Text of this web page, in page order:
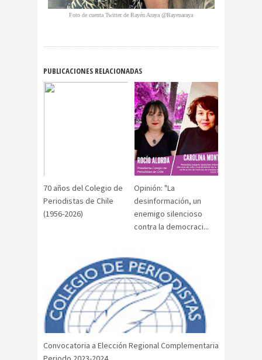
Santibañez
s
s
Cristiano
activismo
actos de
violencia
Acuerdo por la Paz y Nueva
Constitución
ADN
adultos
Afganistá
n
periodistas
agresion
es
agresiones a la
prensa
Alberto Gato
Gamboa
Alcaldía Ciudadana de
Valparaíso
Foto de cuenta Twitter de Rayén Araya @Rayenaraya
PUBLICACIONES RELACIONADAS
70 años del Colegio de
Periodistas de Chile
(1956-2026)
Opinión: "La
desinformación, un
enemigo silencioso
contra la democraci...
Convocatoria a Elección Regional Complementaria